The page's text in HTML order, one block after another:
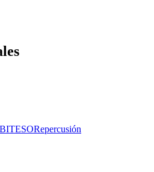
BITESORepercusión